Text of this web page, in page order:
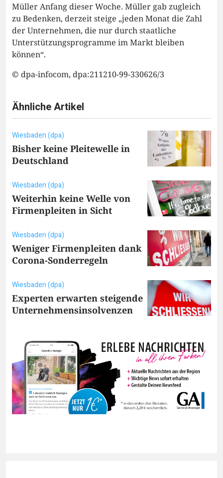
Müller Anfang dieser Woche. Müller gab zugleich
zu Bedenken, derzeit steige „jeden Monat die Zahl
der Unternehmen, die nur durch staatliche
Unterstützungsprogramme im Markt bleiben
können“.
© dpa-infocom, dpa:211210-99-330626/3
Ähnliche Artikel
Wiesbaden (dpa)
Bisher keine Pleitewelle in
Deutschland
Wiesbaden (dpa)
Weiterhin keine Welle von
Firmenpleiten in Sicht
Wiesbaden (dpa)
Weniger Firmenpleiten dank
Corona-Sonderregeln
Wiesbaden (dpa)
Experten erwarten steigende
Unternehmensinsolvenzen